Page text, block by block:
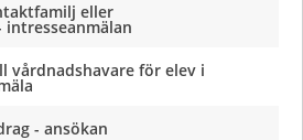
eller
intresseanmälan
vårdnadshavare för elev i
- ansökan